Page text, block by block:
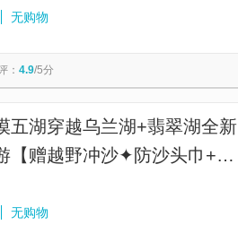
-和贵楼
南湖秋月
无购物
： 4.9/5分
五湖穿越乌兰湖+翡翠湖全新
【赠越野冲沙✦防沙头巾+无
票✦滑沙项目】
无购物